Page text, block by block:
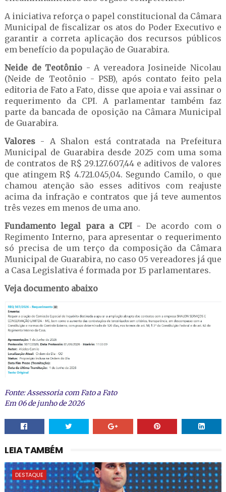
A iniciativa reforça o papel constitucional da Câmara
Municipal de fiscalizar os atos do Poder Executivo e
garantir a correta aplicação dos recursos públicos
em benefício da população de Guarabira.
Neide de Teotônio - A vereadora Josineide Nicolau
(Neide de Teotônio - PSB), após contato feito pela
editoria de Fato a Fato, disse que apoia e vai assinar o
requerimento da CPI. A parlamentar também faz
parte da bancada de oposição na Câmara Municipal
de Guarabira.
Valores- A Shalon está contratada na Prefeitura
Municipal de Guarabira desde 2025 com uma soma
de contratos de R$ 29.127.607,44 e aditivos de valores
que atingem R$ 4.721.045,04. Segundo Camilo, o que
chamou atenção são esses aditivos com reajuste
acima da infração e contratos que já teve aumentos
três vezes em menos de uma ano.
Fundamento legal para a CPI- De acordo com o
Regimento Interno, para apresentar o requerimento
só precisa de um terço da composição da Câmara
Municipal de Guarabira, no caso 05 vereadores já que
a Casa Legislativa é formada por 15 parlamentares.
Veja documento abaixo
Fonte: Assessoria com Fato a Fato
Em 06 de junho de 2026
LEIA TAMBÉM
DESTAQUE